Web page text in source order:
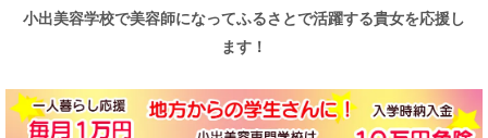
小出美容学校で美容師になってふるさとで活躍する貴女を応援し
ます！